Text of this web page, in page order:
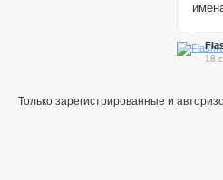
18
Только зарегистрированные и